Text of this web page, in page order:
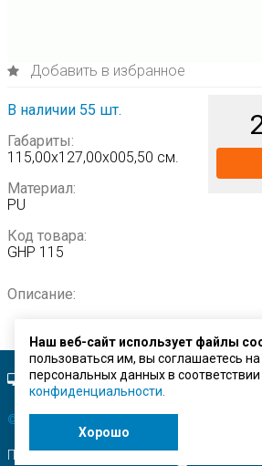
Добавить в избранное
В наличии 55 шт.
Габариты:
115,00х127,00х005,50 см.
Материал:
PU
Код товара:
GHP 115
Описание:
Полная версия сайта.
© ЗАО "Строймашсервис"
Поисковое продвижение
Наш веб-сайт использует файлы
пользоваться им, вы соглашаетесь
персональных данных в соответствии
конфиденциальности.
Хорошо